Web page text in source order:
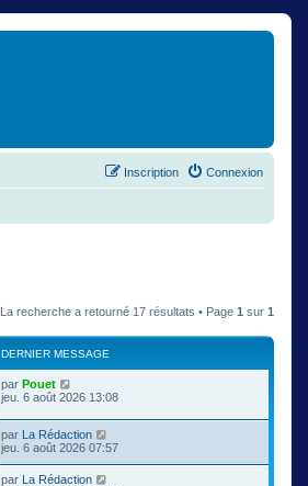
Connexion
Inscription
La recherche a retourné 17 résultats • Page 1 sur 1
DERNIER MESSAGE
par Pouet
jeu. 6 août 2026 13:08
par La Rédaction
jeu. 6 août 2026 07:57
par La Rédaction